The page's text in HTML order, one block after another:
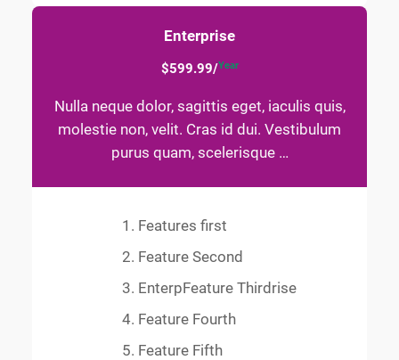
Enterprise
$599.99/Year
Nulla neque dolor, sagittis eget, iaculis quis,
molestie non, velit. Cras id dui. Vestibulum
purus quam, scelerisque …
Features first
Feature Second
EnterpFeature Thirdrise
Feature Fourth
Feature Fifth